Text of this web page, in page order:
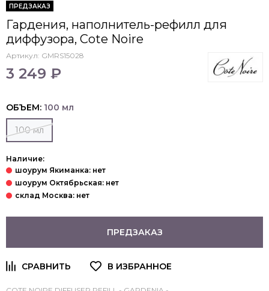
ПРЕДЗАКАЗ
Гардения, наполнитель-рефилл для
диффузора, Cote Noire
Артикул: GMRS15028
3 249 ₽
ОБЪЕМ: 100 мл
100 мл
Наличие:
ПРЕДЗАКАЗ